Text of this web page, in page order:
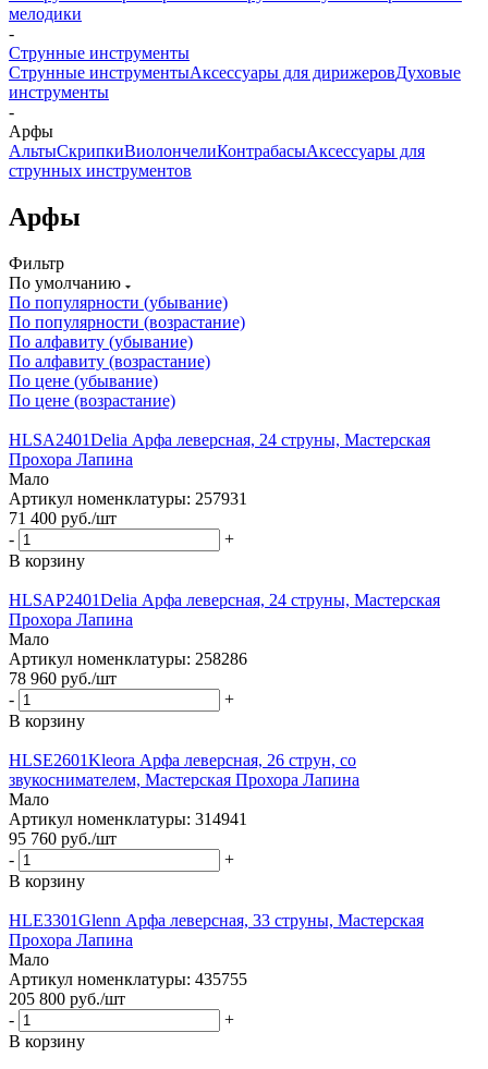
мелодики
-
Струнные инструменты
Струнные инструментыАксессуары для дирижеровДуховые
инструменты
-
Арфы
АльтыСкрипкиВиолончелиКонтрабасыАксессуары для
струнных инструментов
Арфы
Фильтр
По умолчанию
По популярности (убывание)
По популярности (возрастание)
По алфавиту (убывание)
По алфавиту (возрастание)
По цене (убывание)
По цене (возрастание)
HLSA2401Delia Арфа леверсная, 24 струны, Мастерская
Прохора Лапина
Мало
Артикул номенклатуры: 257931
71 400 руб./шт
-
+
В корзину
HLSAP2401Delia Арфа леверсная, 24 струны, Мастерская
Прохора Лапина
Мало
Артикул номенклатуры: 258286
78 960 руб./шт
-
+
В корзину
HLSE2601Kleora Арфа леверсная, 26 струн, со
звукоснимателем, Мастерская Прохора Лапина
Мало
Артикул номенклатуры: 314941
95 760 руб./шт
-
+
В корзину
HLE3301Glenn Арфа леверсная, 33 струны, Мастерская
Прохора Лапина
Мало
Артикул номенклатуры: 435755
205 800 руб./шт
-
+
В корзину